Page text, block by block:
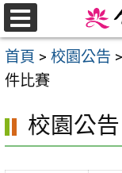
跳
至
主
要
首頁 > 校園公告 >
件比賽
校園公告
選
單